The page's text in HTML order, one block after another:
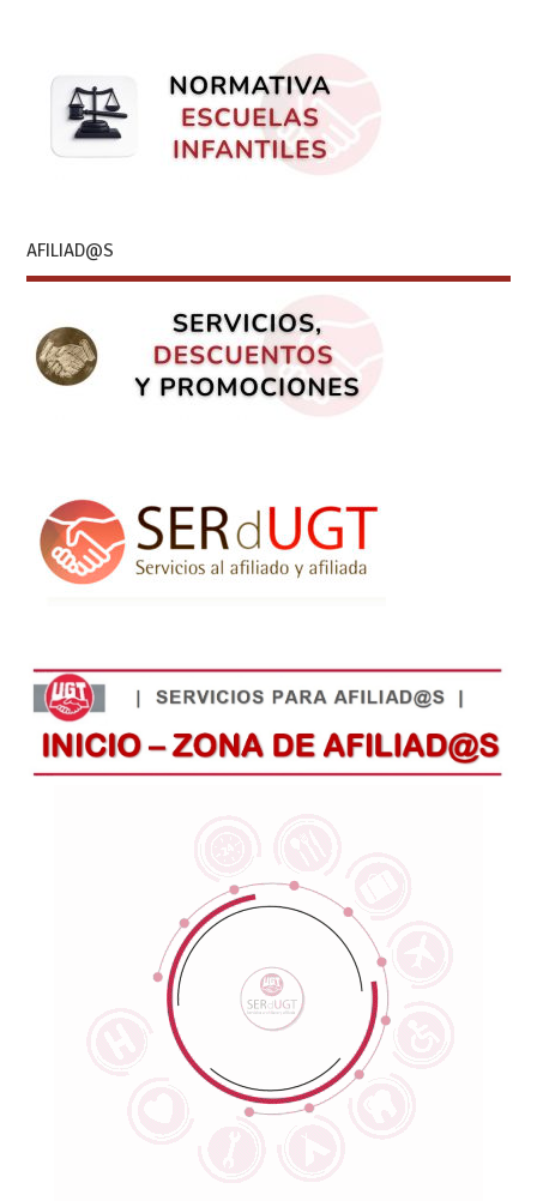
AFILIAD@S